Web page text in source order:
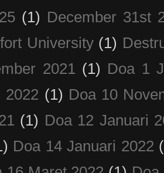
(1) December 31st
University (1)
2021 (1) Doa 1
2022 (1) Doa 10
(1) Doa 12 Januari
Doa 14 Januari 2022